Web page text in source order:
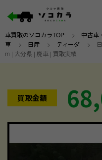
車買取のソコカラTOP > 中古車
車 > 日産 > ティーダ >
m | 大分県 | 廃車 | 買取実績
買取金額